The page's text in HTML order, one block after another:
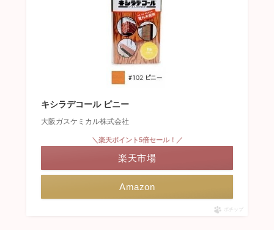
キシラデコール ピニー
大阪ガスケミカル株式会社
Amazon
＼楽天ポイント5倍セール！／
楽天市場
ポチップ